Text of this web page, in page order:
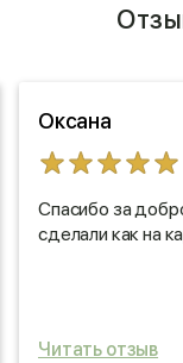
Оксана
Спасибо за
сделали как на
Читать отзыв